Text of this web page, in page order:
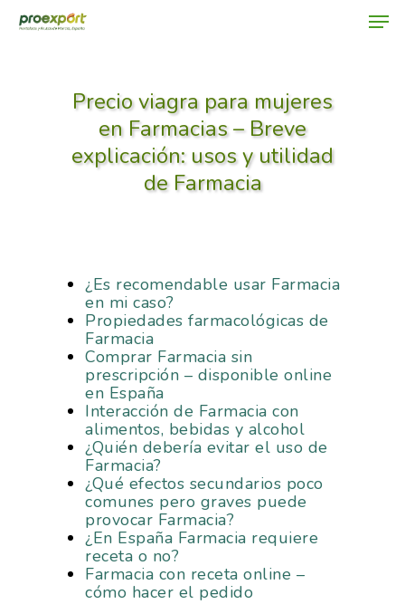
Hit enter to search or ESC to close
Precio viagra para mujeres
en Farmacias – Breve
explicación: usos y utilidad
de Farmacia
¿Es recomendable usar Farmacia
en mi caso?
Propiedades farmacológicas de
Farmacia
Comprar Farmacia sin
prescripción – disponible online
en España
Interacción de Farmacia con
alimentos, bebidas y alcohol
¿Quién debería evitar el uso de
Farmacia?
¿Qué efectos secundarios poco
comunes pero graves puede
provocar Farmacia?
¿En España Farmacia requiere
receta o no?
Farmacia con receta online –
cómo hacer el pedido